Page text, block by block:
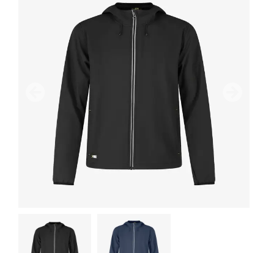
Poprzedni